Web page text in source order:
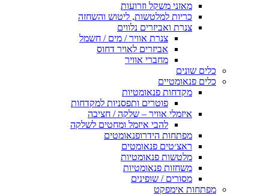
מאזני משקל וזרועות
כריות למלטשות, ליטוש והשחזה
צנרת ואביזרים נלווים
צנרת אוויר / מים / חשמל
אביזרים לאויר דחוס
פנאומטיים
מקדחות פנאומטיות
פוטרים ותפסניות למקדחות
איזמלי אוויר – שלקה / חציבה
להבי איזמל ומחטים לשלקה
מפתחות הידרופנאומטים
ראצ׳טים פנאומטים
מלטשות פנאומטיות
משחזות פנאומטיות
מסורים / שופינים
אימפקט